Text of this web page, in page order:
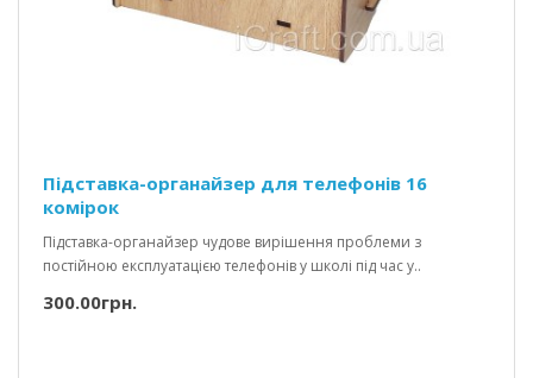
Підставка-органайзер для телефонів 16
комірок
Підставка-органайзер чудове вирішення проблеми з
постійною експлуатацією телефонів у школі під час у..
300.00грн.